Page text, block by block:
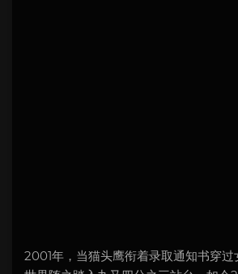
2001年，当猫头鹰衔着录取通知书穿过